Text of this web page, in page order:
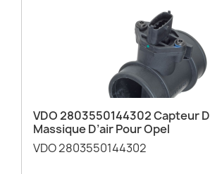
VDO 2803550144302 Capteur
Massique D’air Pour Opel
VDO 2803550144302